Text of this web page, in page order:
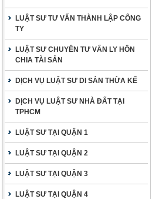
LUẬT SƯ TƯ VẤN THÀNH LẬP CÔNG
TY
LUẬT SƯ CHUYÊN TƯ VẤN LY HÔN
CHIA TÀI SẢN
DỊCH VỤ LUẬT SƯ DI SẢN THỪA KẾ
DỊCH VỤ LUẬT SƯ NHÀ ĐẤT TẠI
TPHCM
LUẬT SƯ TẠI QUẬN 1
LUẬT SƯ TẠI QUẬN 2
LUẬT SƯ TẠI QUẬN 3
LUẬT SƯ TẠI QUẬN 4